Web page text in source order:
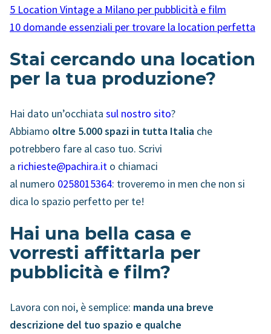
5 Location Vintage a Milano per pubblicità e film
10 domande essenziali per trovare la location perfetta
Stai cercando una location
per la tua produzione?
Hai dato un’occhiata sul nostro sito?
Abbiamo oltre 5.000 spazi in tutta Italia che
potrebbero fare al caso tuo. Scrivi
a richieste@pachira.it o chiamaci
al numero 0258015364: troveremo in men che non si
dica lo spazio perfetto per te!
Hai una bella casa e
vorresti affittarla per
pubblicità e film?
Lavora con noi, è semplice: manda una breve
descrizione del tuo spazio e qualche